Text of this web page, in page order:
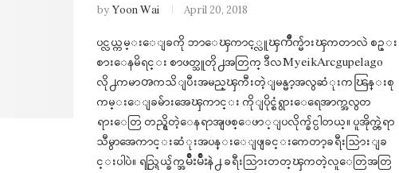
byYoon Wai April 20, 2018
ပင္လယ္ကမ္းေျခကို ဘာေၾကာင့္လူၾကိဳက္မ်ားၾကတာလဲ စဥ္း
စားေနမိရင္း စာဖတ္သူတို႕အတြက္ ဒီလMyeikArcgupelago
လို႕ကမာၻကသိျပီးအမည္ၾကီးတဲ့ျမန္မာ့အလွဆံုးကၽြန္းစု
ကမ္းေျခမ်ားအေၾကာင္း ကိုျပိုင္စံရွားေရေအာက္အလွတ
ရားေတြ တည္ရွိတဲ့ေနရာအျဖစ္ေဖာ္ျပလိုက္ခ်င္ပါတယ္။ ပူအိုက္တဲ့ရာ
သီမွာအေကာင္းဆံုးအပန္းေျဖျခင္းကေတာ့ခရီးသြားျခ
င္းပါပဲ။ ရည္ရြယ္ခ်က္အမ်ဳိးမ်ဳိးနဲ႕ ခရီးသြားတတ္ၾကတဲ့လူေတြအတြ